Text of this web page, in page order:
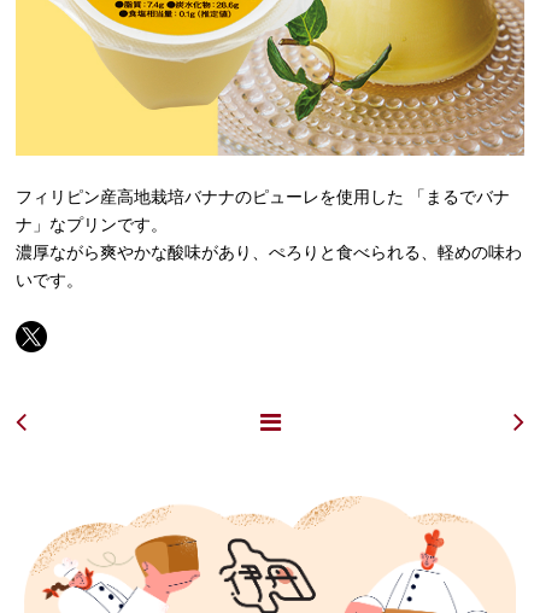
フィリピン産高地栽培バナナのピューレを使用した 「まるでバナ
ナ」なプリンです。
濃厚ながら爽やかな酸味があり、ぺろりと食べられる、軽めの味わ
いです。